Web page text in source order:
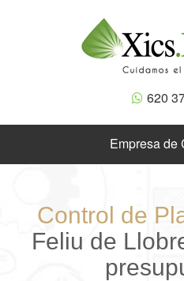
620
Empresa de
Control de
Feliu de